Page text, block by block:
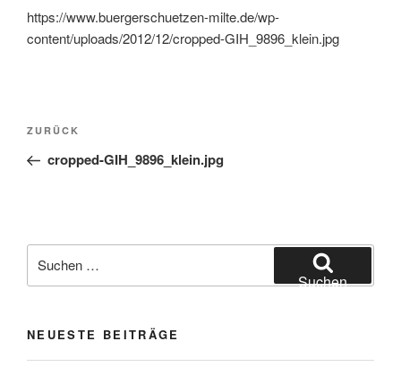
https://www.buergerschuetzen-milte.de/wp-
content/uploads/2012/12/cropped-GIH_9896_klein.jpg
Beitragsnavigation
Vorheriger
Beitrag
ZURÜCK
cropped-GIH_9896_klein.jpg
nach:
Suchen
NEUESTE BEITRÄGE